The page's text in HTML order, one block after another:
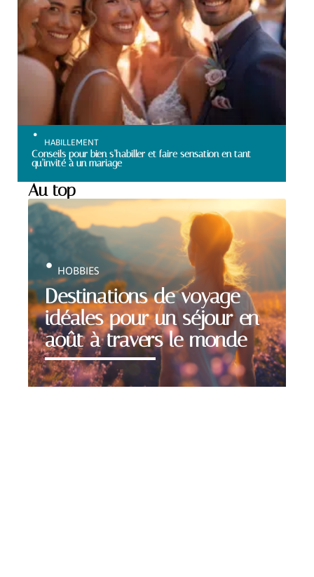
HABILLEMENT
Conseils pour bien s’habiller et faire sensation en tant
qu’invité à un mariage
Au top
Destinations de voyage
idéales pour un séjour en
août à travers le monde
HOBBIES